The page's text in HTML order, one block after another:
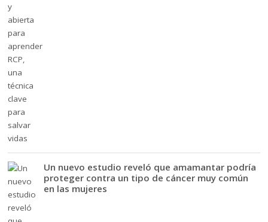
Un nuevo estudio reveló que amamantar podría
proteger contra un tipo de cáncer muy común
en las mujeres